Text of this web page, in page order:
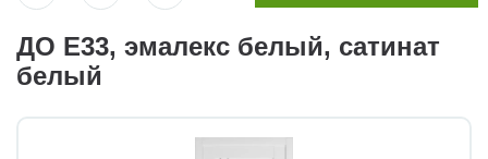
ДО E33, эмалекс белый, сатинат
белый